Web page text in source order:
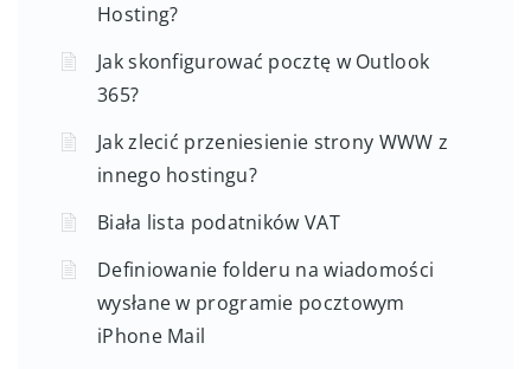
Hosting?
Jak skonfigurować pocztę w Outlook
365?
Jak zlecić przeniesienie strony WWW z
innego hostingu?
Biała lista podatników VAT
Definiowanie folderu na wiadomości
wysłane w programie pocztowym
iPhone Mail